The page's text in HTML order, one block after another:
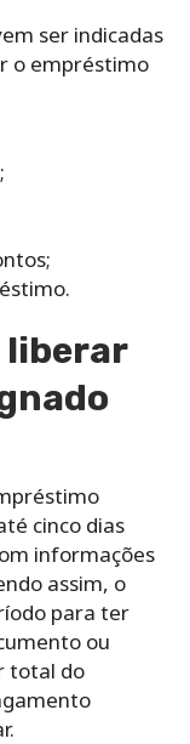
ser indicadas
o empréstimo
liberar
cinco dias
informações
assim, o
para ter
ou
total do